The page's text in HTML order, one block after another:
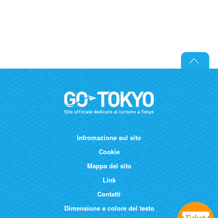
Infromazione sul sito
Cookie
Mappa del sito
Link
Contatti
Dimensione e colore del testo